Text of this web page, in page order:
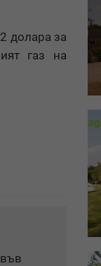
долара за
газ на